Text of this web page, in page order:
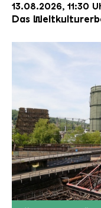
13.08.2026, 11:30
Das